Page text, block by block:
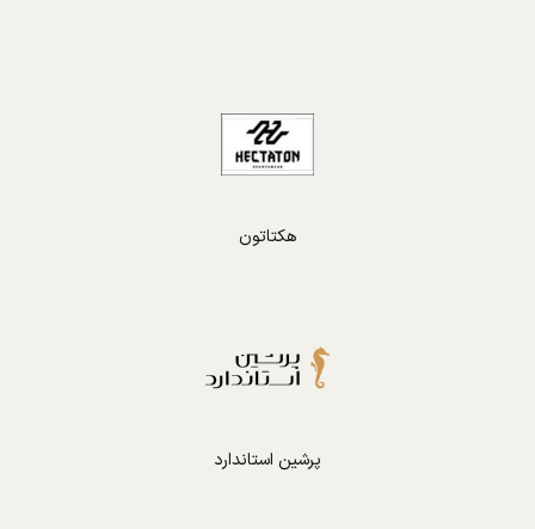
هکتاتون
پرشین استاندارد